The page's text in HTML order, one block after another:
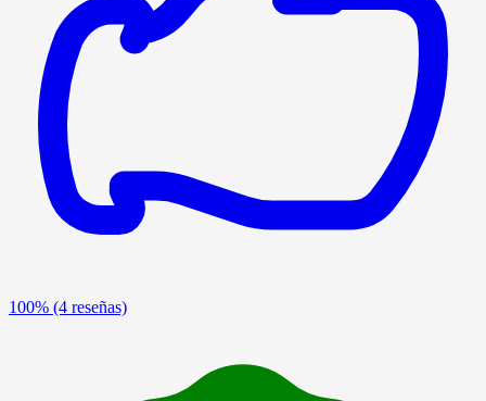
100% (4 reseñas)